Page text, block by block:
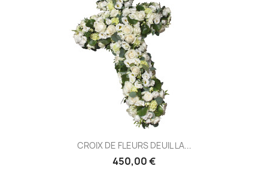
CROIX DE FLEURS DEUIL LA...
450,00 €